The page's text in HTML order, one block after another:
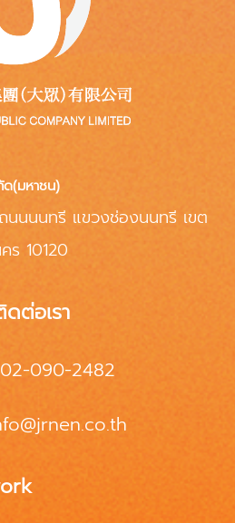
ด(มหาชน)
นนนนทรี แขวงช่องนนทรี เขต
ร 10120
ต่อเรา
02-090-2482